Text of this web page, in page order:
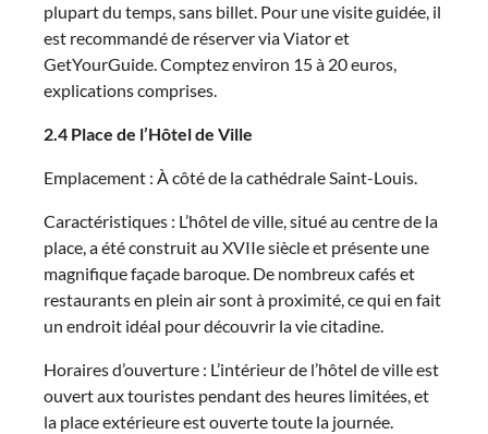
plupart du temps, sans billet. Pour une visite guidée, il
est recommandé de réserver via Viator et
GetYourGuide. Comptez environ 15 à 20 euros,
explications comprises.
2.4 Place de l’Hôtel de Ville
Emplacement : À côté de la cathédrale Saint-Louis.
Caractéristiques : L’hôtel de ville, situé au centre de la
place, a été construit au XVIIe siècle et présente une
magnifique façade baroque. De nombreux cafés et
restaurants en plein air sont à proximité, ce qui en fait
un endroit idéal pour découvrir la vie citadine.
Horaires d’ouverture : L’intérieur de l’hôtel de ville est
ouvert aux touristes pendant des heures limitées, et
la place extérieure est ouverte toute la journée.